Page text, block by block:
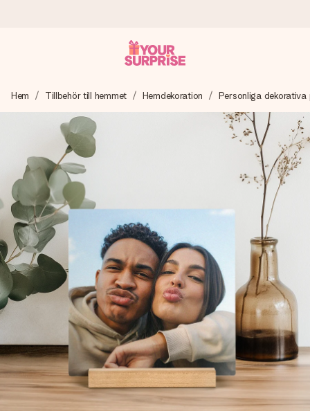
Vi skapar din gåva med omsorg och skickar den blixtsnabbt
– så att du kan ge den i precis rätt tid, när det betyder som
4,6 (baserat på +15 000 recensioner)
Våra gåvor inspirerar. Kunder ger oss 4,6 på Google
Reviews.
Gratis hälsning
Skapa något unikt med bara några få steg – med hennes
namn, ditt foto eller ett meddelande som verkligen berör
hennes hjärta. Inget krångel, bara med all kärlek för stunden.
Hem Tillbehör till hemmet Hemdekoration Personliga